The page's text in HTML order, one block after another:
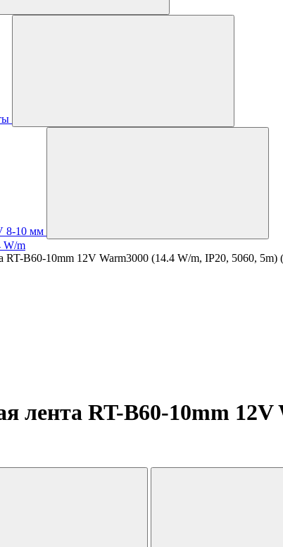
8-10 мм
W/m
RT-B60-10mm 12V Warm3000 (14.4 W/m, IP20, 5060,
лента RT-B60-10mm